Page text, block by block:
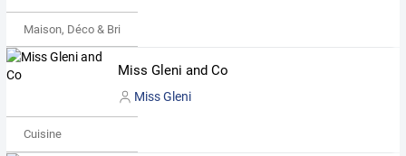
Maison, Déco & Bricolage
Miss Gleni and Co
Miss Gleni
Cuisine